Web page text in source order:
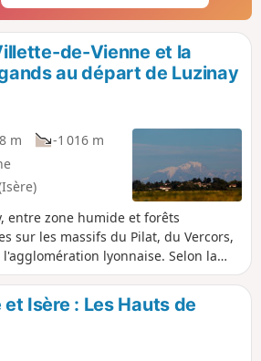
de-Vienne et la
au départ de Luzinay
m
-1 016 m
entre zone humide et forêts
sur les massifs du Pilat, du Vercors,
lyonnaise. Selon la
(D/A) et le point (3), le matin, il est
cigognes posées dans la zone
la Sévenne, des hérons cendrés, des
partie du parcours, jusqu'au
en terrain plat sur des
et Isère : Les Hauts de